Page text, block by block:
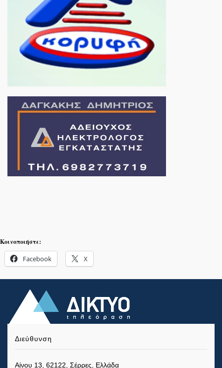
Κοινοποιήστε:
Facebook X
Διεύθυνση
Αίνου 13, 62122, Σέρρες, Ελλάδα